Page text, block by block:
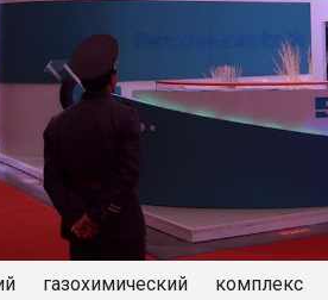
газохимический